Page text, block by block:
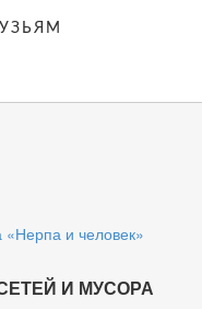
И МУСОРА